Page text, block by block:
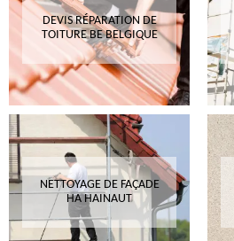
DEVIS RÉPARATION DE
TOITURE BE BELGIQUE
NETTOYAGE DE FAÇADE
HA HAINAUT